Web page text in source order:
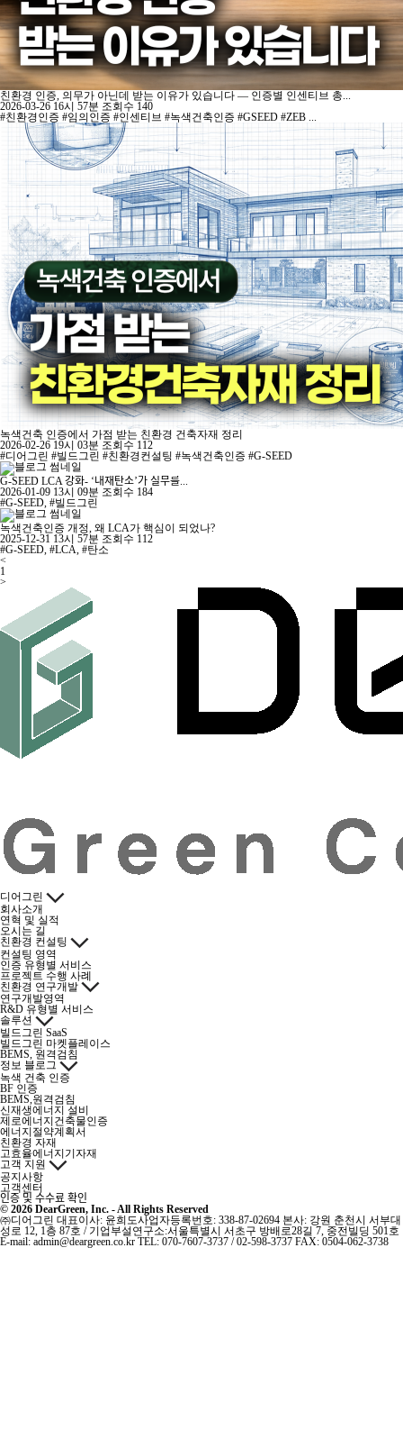
친환경 인증, 의무가 아닌데 받는 이유가 있습니다 — 인증별 인센티브 총...
2026-03-26 16시 57분 조회수 140
#친환경인증 #임의인증 #인센티브 #녹색건축인증 #GSEED #ZEB ...
녹색건축 인증에서 가점 받는 친환경 건축자재 정리
2026-02-26 19시 03분 조회수 112
#디어그린 #빌드그린 #친환경컨설팅 #녹색건축인증 #G-SEED
G-SEED LCA 강화- ‘내재탄소’가 실무를...
2026-01-09 13시 09분 조회수 184
#G-SEED, #빌드그린
녹색건축인증 개정, 왜 LCA가 핵심이 되었나?
2025-12-31 13시 57분 조회수 112
#G-SEED, #LCA, #탄소
<
1
>
디어그린
회사소개
연혁 및 실적
오시는 길
친환경 컨설팅
컨설팅 영역
인증 유형별 서비스
프로젝트 수행 사례
친환경 연구개발
연구개발영역
R&D 유형별 서비스
솔루션
빌드그린 SaaS
빌드그린 마켓플레이스
BEMS, 원격검침
정보 블로그
녹색 건축 인증
BF 인증
BEMS,원격검침
신재생에너지 설비
제로에너지건축물인증
에너지절약계획서
친환경 자재
고효율에너지기자재
고객 지원
공지사항
고객센터
인증 및 수수료 확인
© 2026 DearGreen, Inc. - All Rights Reserved
㈜디어그린 대표이사: 윤희도사업자등록번호: 338-87-02694 본사: 강원 춘천시 서부대
성로 12, 1층 87호 / 기업부설연구소:서울특별시 서초구 방배로28길 7, 중전빌딩 501호
E-mail: admin@deargreen.co.kr TEL: 070-7607-3737 / 02-598-3737 FAX: 0504-062-3738